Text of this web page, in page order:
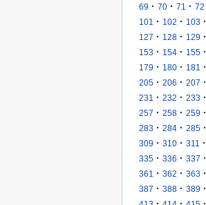
69 · 70 · 71 · 72
101
· 102 · 103 ·
127 · 128 · 129 ·
153 · 154 · 155 ·
179 · 180 · 181 ·
205 · 206 · 207 ·
231
· 232 · 233 ·
257 · 258 · 259 ·
283 · 284 · 285 ·
309 · 310 · 311 ·
335 · 336 · 337 ·
361
· 362 · 363 ·
387 · 388 · 389 ·